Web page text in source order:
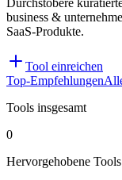
business &
SaaS-Produkte.
Tool einreichen
Top-Empfehlungen
Tools insgesamt
0
Hervorgehobene Tools